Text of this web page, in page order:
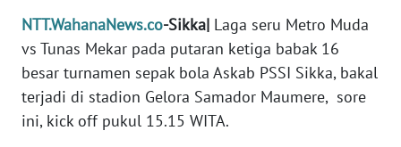
NTT.WahanaNews.co-Sikka| Laga seru Metro Muda
vs Tunas Mekar pada putaran ketiga babak 16
besar turnamen sepak bola Askab PSSI Sikka, bakal
terjadi di stadion Gelora Samador Maumere, sore
ini, kick off pukul 15.15 WITA.
Wahana
Regional
WN